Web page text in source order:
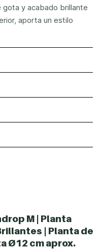
gota y acabado brillante
aporta un estilo
M | Planta
| Planta de
Ø12 cm aprox.